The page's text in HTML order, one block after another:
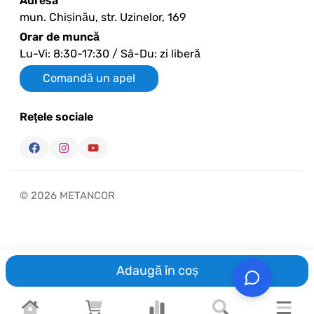
Adaugă în coș
mun. Chișinău, str. Uzinelor, 169
Orar de muncă
Lu-Vi: 8:30-17:30 / Sâ-Du: zi liberă
Comandă un apel
Reţele sociale
© 2026 METANCOR